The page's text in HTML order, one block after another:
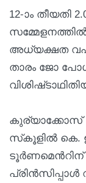
12-ാം തീയതി
അധ്യക്ഷത
താരം ജോ
കുര്യാക്കോസ്
സ്‌കൂളിൽ കെ.
ടൂർണമെൻറിന്